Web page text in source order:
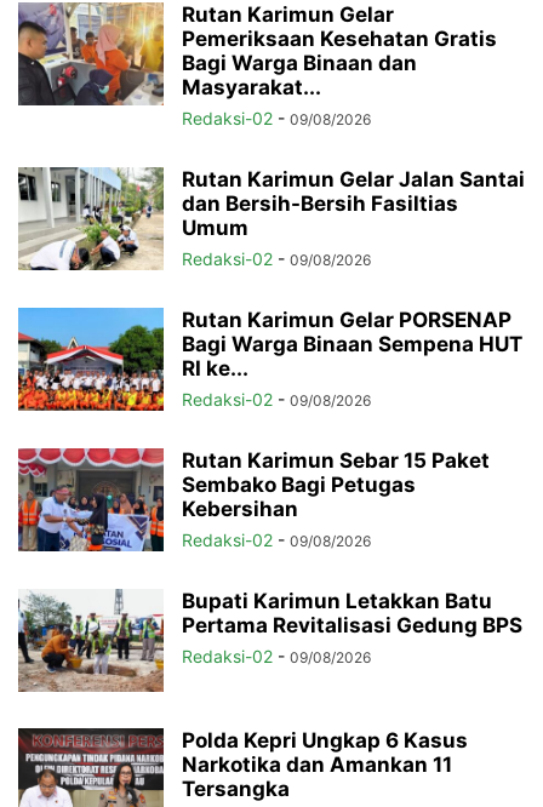
Rutan Karimun Gelar
Pemeriksaan Kesehatan Gratis
Bagi Warga Binaan dan
Masyarakat...
Redaksi-02 - 09/08/2026
Rutan Karimun Gelar Jalan Santai
dan Bersih-Bersih Fasiltias
Umum
Redaksi-02 - 09/08/2026
Rutan Karimun Gelar PORSENAP
Bagi Warga Binaan Sempena HUT
RI ke...
Redaksi-02 - 09/08/2026
Rutan Karimun Sebar 15 Paket
Sembako Bagi Petugas
Kebersihan
Redaksi-02 - 09/08/2026
Bupati Karimun Letakkan Batu
Pertama Revitalisasi Gedung BPS
Redaksi-02 - 09/08/2026
Polda Kepri Ungkap 6 Kasus
Narkotika dan Amankan 11
Tersangka